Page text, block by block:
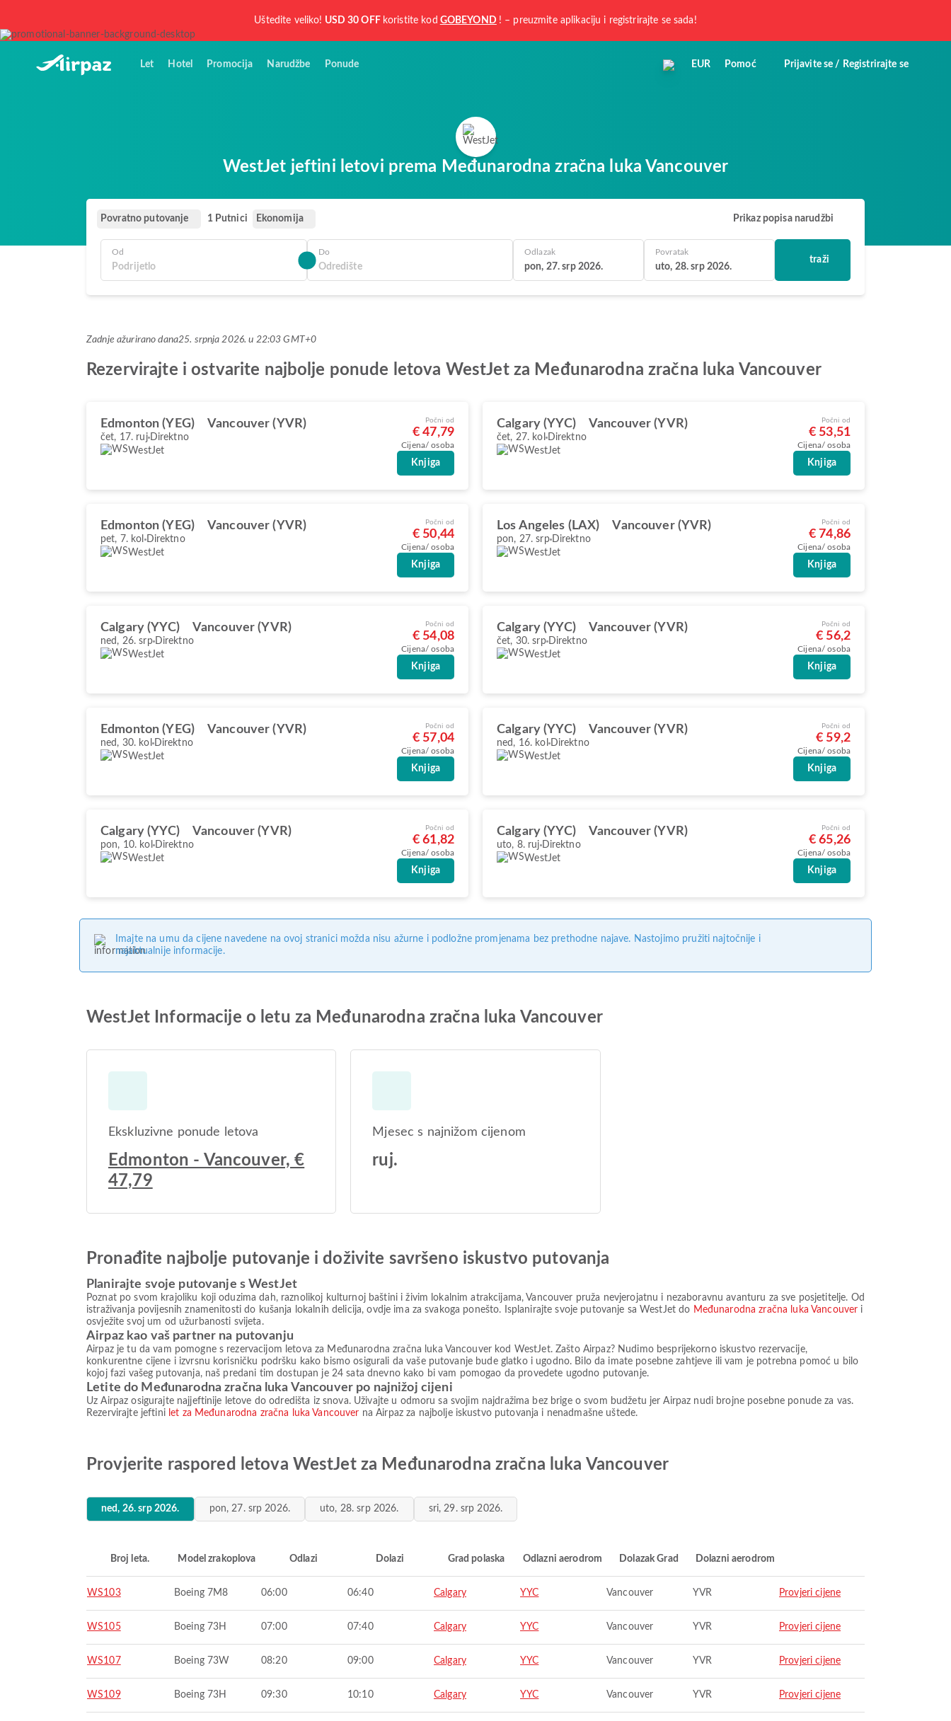
Uštedite veliko! USD 30 OFF koristite kod GOBEYOND ! – preuzmite aplikaciju i registrirajte se sada!
Let Hotel Promocija Narudžbe Ponude EUR Pomoć Prijavite se / Registrirajte se
WestJet jeftini letovi prema Međunarodna zračna luka Vancouver
Povratno putovanje 1 Putnici Ekonomija Prikaz popisa narudžbi
Od Do Odlazak
pon, 27. srp 2026.
Povratak
uto, 28. srp 2026.
traži
Zadnje ažurirano dana25. srpnja 2026. u 22:03 GMT+0
Rezervirajte i ostvarite najbolje ponude letova WestJet za Međunarodna zračna luka Vancouver
Edmonton (YEG) Vancouver (YVR)
čet, 17. ruj Direktno
WestJet
Počni od
€ 47,79
Cijena/ osoba
Knjiga
Calgary (YYC) Vancouver (YVR)
čet, 27. kol Direktno
WestJet
Počni od
€ 53,51
Cijena/ osoba
Knjiga
Edmonton (YEG) Vancouver (YVR)
pet, 7. kol Direktno
WestJet
Počni od
€ 50,44
Cijena/ osoba
Knjiga
Los Angeles (LAX) Vancouver (YVR)
pon, 27. srp Direktno
WestJet
Počni od
€ 74,86
Cijena/ osoba
Knjiga
Calgary (YYC) Vancouver (YVR)
ned, 26. srp Direktno
WestJet
Počni od
€ 54,08
Cijena/ osoba
Knjiga
Calgary (YYC) Vancouver (YVR)
čet, 30. srp Direktno
WestJet
Počni od
€ 56,2
Cijena/ osoba
Knjiga
Edmonton (YEG) Vancouver (YVR)
ned, 30. kol Direktno
WestJet
Počni od
€ 57,04
Cijena/ osoba
Knjiga
Calgary (YYC) Vancouver (YVR)
ned, 16. kol Direktno
WestJet
Počni od
€ 59,2
Cijena/ osoba
Knjiga
Calgary (YYC) Vancouver (YVR)
pon, 10. kol Direktno
WestJet
Počni od
€ 61,82
Cijena/ osoba
Knjiga
Calgary (YYC) Vancouver (YVR)
uto, 8. ruj Direktno
WestJet
Počni od
€ 65,26
Cijena/ osoba
Knjiga
Imajte na umu da cijene navedene na ovoj stranici možda nisu ažurne i podložne promjenama bez prethodne najave. Nastojimo pružiti najtočnije i
najaktualnije informacije.
WestJet Informacije o letu za Međunarodna zračna luka Vancouver
Ekskluzivne ponude letova
Edmonton - Vancouver, €
47,79
Mjesec s najnižom cijenom
ruj.
Pronađite najbolje putovanje i doživite savršeno iskustvo putovanja
Planirajte svoje putovanje s WestJet
Poznat po svom krajoliku koji oduzima dah, raznolikoj kulturnoj baštini i živim lokalnim atrakcijama, Vancouver pruža nevjerojatnu i nezaboravnu avanturu za sve posjetitelje. Od
istraživanja povijesnih znamenitosti do kušanja lokalnih delicija, ovdje ima za svakoga ponešto. Isplanirajte svoje putovanje sa WestJet do Međunarodna zračna luka Vancouver i
osvježite svoj um od užurbanosti svijeta.
Airpaz kao vaš partner na putovanju
Airpaz je tu da vam pomogne s rezervacijom letova za Međunarodna zračna luka Vancouver kod WestJet. Zašto Airpaz? Nudimo besprijekorno iskustvo rezervacije,
konkurentne cijene i izvrsnu korisničku podršku kako bismo osigurali da vaše putovanje bude glatko i ugodno. Bilo da imate posebne zahtjeve ili vam je potrebna pomoć u bilo
kojoj fazi vašeg putovanja, naš predani tim dostupan je 24 sata dnevno kako bi vam pomogao da provedete ugodno putovanje.
Letite do Međunarodna zračna luka Vancouver po najnižoj cijeni
Uz Airpaz osigurajte najjeftinije letove do odredišta iz snova. Uživajte u odmoru sa svojim najdražima bez brige o svom budžetu jer Airpaz nudi brojne posebne ponude za vas.
Rezervirajte jeftini let za Međunarodna zračna luka Vancouver na Airpaz za najbolje iskustvo putovanja i nenadmašne uštede.
Provjerite raspored letova WestJet za Međunarodna zračna luka Vancouver
ned, 26. srp 2026. pon, 27. srp 2026. uto, 28. srp 2026. sri, 29. srp 2026.
Broj leta. Model zrakoplova Odlazi Dolazi Grad polaska Odlazni aerodrom Dolazak Grad Dolazni aerodrom
WS103 Boeing 7M8 06:00 06:40 Calgary YYC Vancouver YVR Provjeri cijene
WS105 Boeing 73H 07:00 07:40 Calgary YYC Vancouver YVR Provjeri cijene
WS107 Boeing 73W 08:20 09:00 Calgary YYC Vancouver YVR Provjeri cijene
WS109 Boeing 73H 09:30 10:10 Calgary YYC Vancouver YVR Provjeri cijene